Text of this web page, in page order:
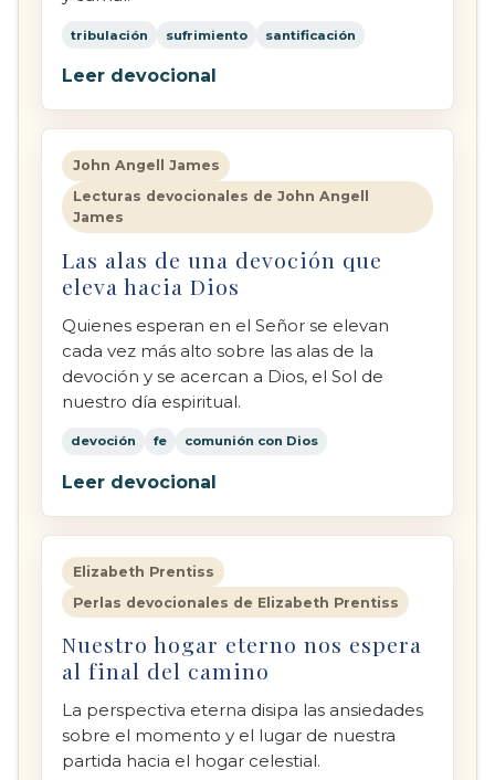
tribulación sufrimiento santificación
Leer devocional
John Angell James
Lecturas devocionales de John Angell
James
Las alas de una devoción que
eleva hacia Dios
Quienes esperan en el Señor se elevan
cada vez más alto sobre las alas de la
devoción y se acercan a Dios, el Sol de
nuestro día espiritual.
devoción fe comunión con Dios
Leer devocional
Elizabeth Prentiss
Perlas devocionales de Elizabeth Prentiss
Nuestro hogar eterno nos espera
al final del camino
La perspectiva eterna disipa las ansiedades
sobre el momento y el lugar de nuestra
partida hacia el hogar celestial.